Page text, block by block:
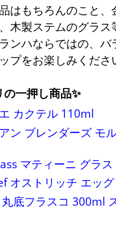
はもちろんのこと、
木製ステムのグラス
ンハならではの、バ
プをお楽しみくださ
一押し商品✨
カクテル 110ml
ン ブレンダーズ モ
マティーニ グラ
オストリッチ エッ
丸底フラスコ 300ml